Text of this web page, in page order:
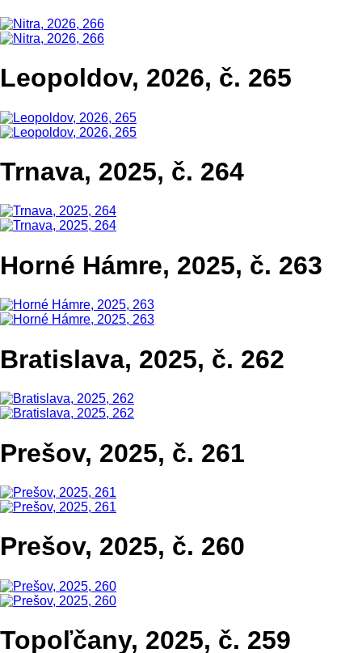
Leopoldov, 2026, č. 265
Trnava, 2025, č. 264
Horné Hámre, 2025, č. 263
Bratislava, 2025, č. 262
Prešov, 2025, č. 261
Prešov, 2025, č. 260
Topoľčany, 2025, č. 259